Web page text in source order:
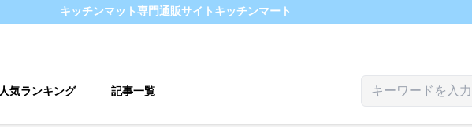
キッチンマット専門通販サイト キッチンマート
人気ランキング 記事一覧